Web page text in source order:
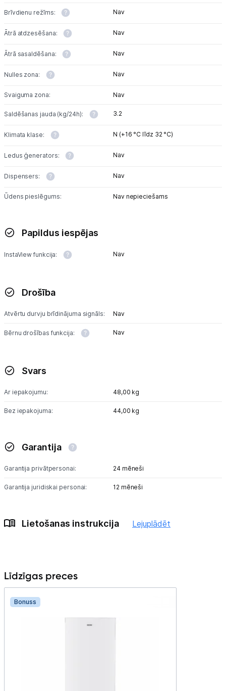
Brīvdienu režīms: Nav
Ātrā atdzesēšana: Nav
Ātrā sasaldēšana: Nav
Nulles zona: Nav
Svaiguma zona: Nav
Saldēšanas jauda (kg/24h): 3.2
Klimata klase: N (+16 °C līdz 32 °C)
Ledus ģenerators: Nav
Dispensers: Nav
Ūdens pieslēgums: Nav nepieciešams
Papildus iespējas
InstaView funkcija: Nav
Drošība
Atvērtu durvju brīdinājuma signāls: Nav
Bērnu drošības funkcija: Nav
Svars
Ar iepakojumu: 48,00 kg
Bez iepakojuma: 44,00 kg
Garantija
Garantija privātpersonai: 24 mēneši
Garantija juridiskai personai: 12 mēneši
Lietošanas instrukcija Lejuplādēt
Līdzīgas preces
Bonuss